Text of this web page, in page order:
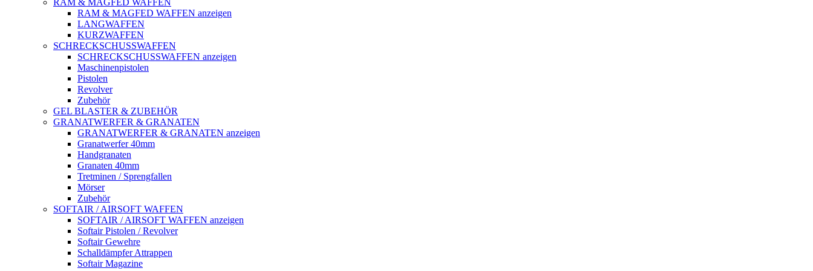
RAM & MAGFED WAFFEN
RAM & MAGFED WAFFEN anzeigen
LANGWAFFEN
KURZWAFFEN
SCHRECKSCHUSSWAFFEN
SCHRECKSCHUSSWAFFEN anzeigen
Maschinenpistolen
Pistolen
Revolver
Zubehör
GEL BLASTER & ZUBEHÖR
GRANATWERFER & GRANATEN
GRANATWERFER & GRANATEN anzeigen
Granatwerfer 40mm
Handgranaten
Granaten 40mm
Tretminen / Sprengfallen
Mörser
Zubehör
SOFTAIR / AIRSOFT WAFFEN
SOFTAIR / AIRSOFT WAFFEN anzeigen
Softair Pistolen / Revolver
Softair Gewehre
Schalldämpfer Attrappen
Softair Magazine